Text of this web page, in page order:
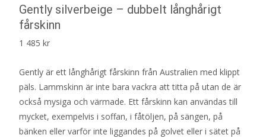
Gently silverbeige – dubbelt långhårigt
fårskinn
1 485 kr
Gently är ett långhårigt fårskinn från Australien med klippt
päls. Lammskinn är inte bara vackra att titta på utan de är
också mysiga och värmade. Ett fårskinn kan användas till
mycket, exempelvis i soffan, i fåtöljen, på sängen, på
bänken eller varför inte liggandes på golvet eller i sätet på